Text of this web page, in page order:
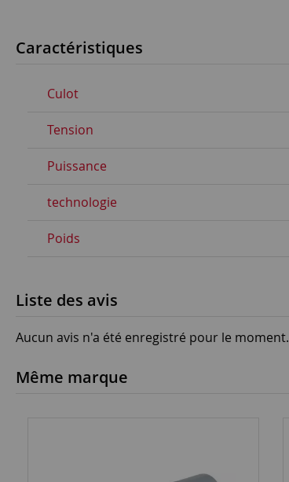
Caractéristiques
Culot
Tension
Puissance
technologie
Poids
Liste des avis
Aucun avis n'a été enregistré pour le moment.
Même marque